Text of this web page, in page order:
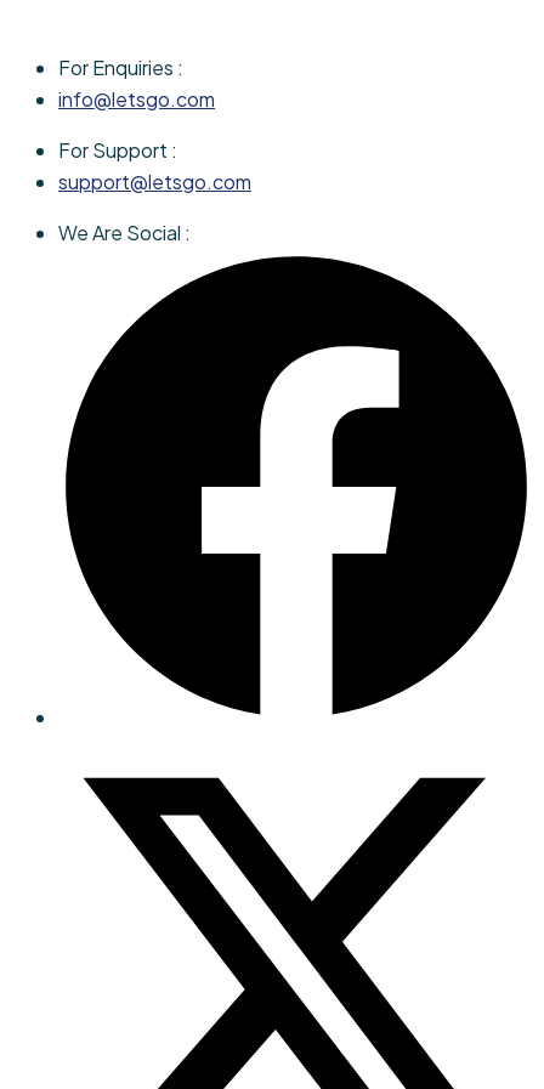
For Enquiries :
info@letsgo.com
For Support :
support@letsgo.com
We Are Social :